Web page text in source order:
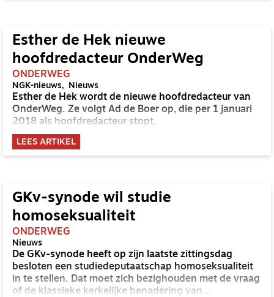
Esther de Hek nieuwe
hoofdredacteur OnderWeg
ONDERWEG
NGK-nieuws Nieuws
Esther de Hek wordt de nieuwe hoofdredacteur van
OnderWeg. Ze volgt Ad de Boer op, die per 1 januari
2018 als hoofdredacteur stopt.
LEES ARTIKEL
GKv-synode wil studie
homoseksualiteit
ONDERWEG
Nieuws
De GKv-synode heeft op zijn laatste zittingsdag
besloten een studiedeputaatschap homoseksualiteit
in te stellen. Dat moet zich bezighouden met de vraag
of de klassieke kerkelijke benadering van